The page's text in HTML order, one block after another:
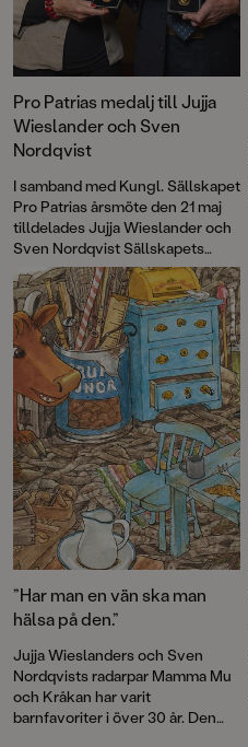
Pro Patrias medalj till Jujja
Wieslander och Sven
Nordqvist
I samband med Kungl. Sällskapet
Pro Patrias årsmöte den 21 maj
tilldelades Jujja Wieslander och
Sven Nordqvist Sällskapets
guldmedalj För medborgerliga
förtjänster i 8:e storleken.
”Har man en vän ska man
hälsa på den.”
Jujja Wieslanders och Sven
Nordqvists radarpar Mamma Mu
och Kråkan har varit
barnfavoriter i över 30 år. Den